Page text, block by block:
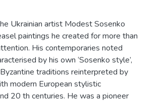
Ukrainian artist Modest Sosenko
paintings he created for more than
His contemporaries noted
by his own ‘Sosenko style’,
traditions reinterpreted by
modern European stylistic
20 th centuries. He was a pioneer